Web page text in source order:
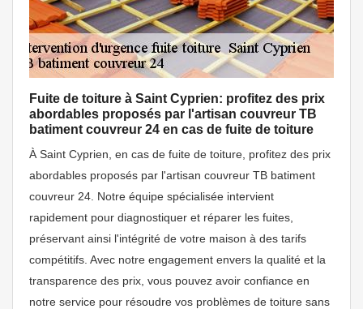
Fuite de toiture à Saint Cyprien: profitez des prix
abordables proposés par l'artisan couvreur TB
batiment couvreur 24 en cas de fuite de toiture
À Saint Cyprien, en cas de fuite de toiture, profitez des prix
abordables proposés par l'artisan couvreur TB batiment
couvreur 24. Notre équipe spécialisée intervient
rapidement pour diagnostiquer et réparer les fuites,
préservant ainsi l'intégrité de votre maison à des tarifs
compétitifs. Avec notre engagement envers la qualité et la
transparence des prix, vous pouvez avoir confiance en
notre service pour résoudre vos problèmes de toiture sans